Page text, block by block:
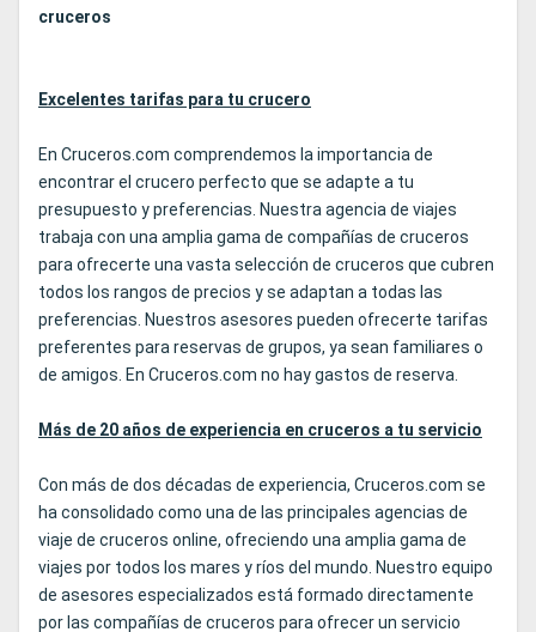
cruceros
Excelentes tarifas para tu crucero
En Cruceros.com comprendemos la importancia de
encontrar el crucero perfecto que se adapte a tu
presupuesto y preferencias. Nuestra agencia de viajes
trabaja con una amplia gama de compañías de cruceros
para ofrecerte una vasta selección de cruceros que cubren
todos los rangos de precios y se adaptan a todas las
preferencias. Nuestros asesores pueden ofrecerte tarifas
preferentes para reservas de grupos, ya sean familiares o
de amigos. En Cruceros.com no hay gastos de reserva.
Más de 20 años de experiencia en cruceros a tu servicio
Con más de dos décadas de experiencia, Cruceros.com se
ha consolidado como una de las principales agencias de
viaje de cruceros online, ofreciendo una amplia gama de
viajes por todos los mares y ríos del mundo. Nuestro equipo
de asesores especializados está formado directamente
por las compañías de cruceros para ofrecer un servicio